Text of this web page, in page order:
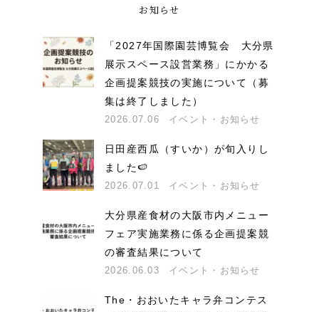
お知らせ
「2027年国際園芸博覧会 大分県
展示スペース設営業務」にかかる
企画提案競技の実施について（募
集は終了しました）
2026.07.06 イベント・お知らせ
日田産西瓜（すいか）が旬入りし
ました🍉
2026.07.01 イベント・お知らせ
大分県産食材の大阪市内メニュー
フェア実施業務に係る企画提案競
の審査結果について
2026.06.03 イベント・お知らせ
The・おおいたキャラ弁コンテス